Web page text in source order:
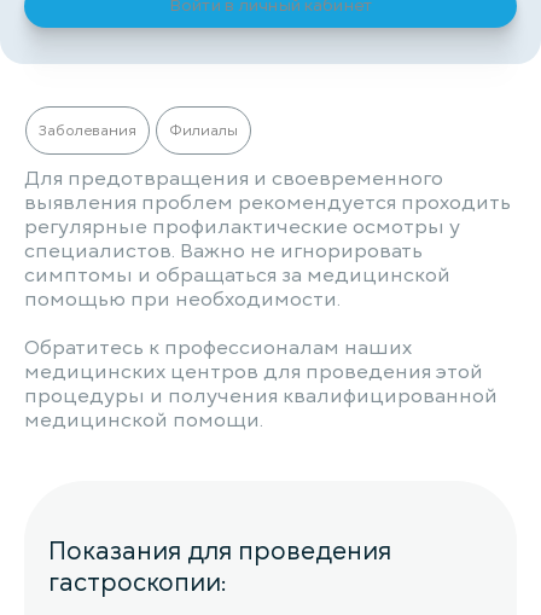
Войти в личный кабинет
Заболевания Филиалы
Для предотвращения и своевременного
выявления проблем рекомендуется проходить
регулярные профилактические осмотры у
специалистов. Важно не игнорировать
симптомы и обращаться за медицинской
помощью при необходимости.
Обратитесь к профессионалам наших
медицинских центров для проведения этой
процедуры и получения квалифицированной
медицинской помощи.
Показания для проведения
гастроскопии: